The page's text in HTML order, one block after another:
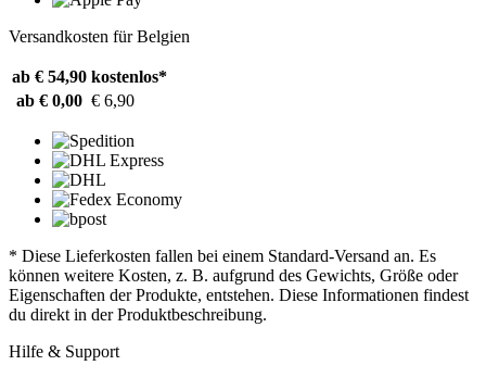
Versandkosten für Belgien
ab € 54,90 kostenlos*
ab € 0,00 € 6,90
* Diese Lieferkosten fallen bei einem Standard-Versand an. Es
können weitere Kosten, z. B. aufgrund des Gewichts, Größe oder
Eigenschaften der Produkte, entstehen. Diese Informationen findest
du direkt in der Produktbeschreibung.
Hilfe & Support